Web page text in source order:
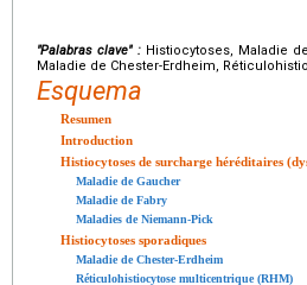
"Palabras clave" :Histiocytoses, Maladie
Maladie de Chester-Erdheim,
Esquema
Resumen
Introduction
Histiocytoses de surcharge héréditaires
Maladie de Gaucher
Maladie de Fabry
Maladies de Niemann-Pick
Histiocytoses sporadiques
Maladie de Chester-Erdheim
Réticulohistiocytose multicentrique (RHM)